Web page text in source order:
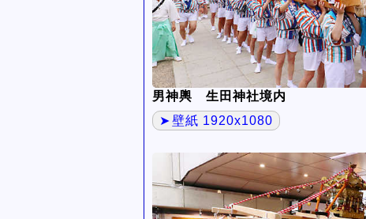
男神輿 生田神社境内
壁紙 1920x1080